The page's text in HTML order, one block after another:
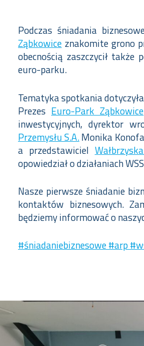
Podczas śniadania
Ząbkowiceznakomite grono
obecnością zaszczycił także
euro-parku.
Tematyka spotkania
Prezes Euro-Park Ząbkowice
inwestycyjnych, dyrektor
Przemysłu S.A.Monika
a przedstawiciel
opowiedział o działaniach
Nasze pierwsze śniadanie
kontaktów biznesowych.
będziemy informować o
#śniadaniebiznesowe#arp